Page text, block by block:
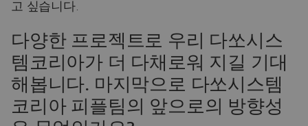
고 싶습니다.
다양한 프로젝트로 우리 다쏘시스
템코리아가 더 다채로워 지길 기대
해봅니다. 마지막으로 다쏘시스템
코리아 피플팀의 앞으로의 방향성